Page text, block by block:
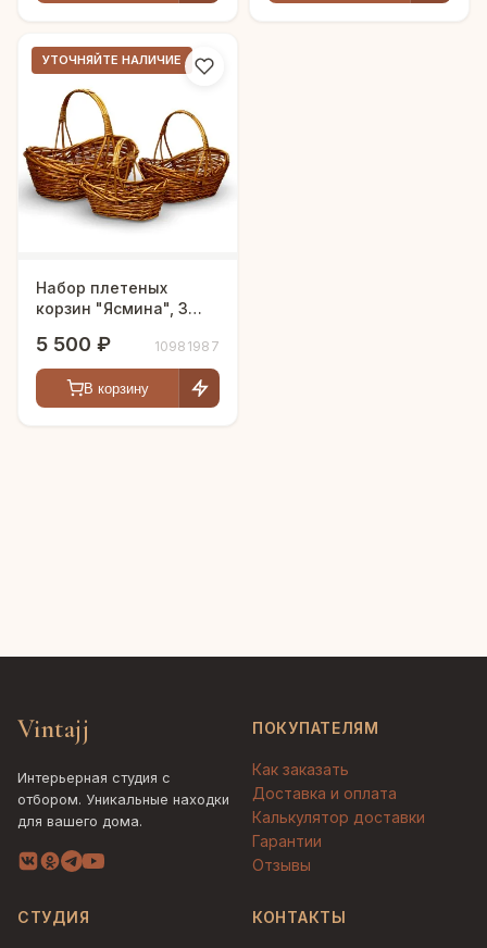
УТОЧНЯЙТЕ НАЛИЧИЕ
Набор плетеных
корзин "Ясмина", 3
5 500 ₽ 10981987
В корзину
Vintajj
Интерьерная студия с
отбором. Уникальные находки
для вашего дома.
ПОКУПАТЕЛЯМ
Как заказать
Доставка и оплата
Калькулятор доставки
Гарантии
Отзывы
СТУДИЯ КОНТАКТЫ